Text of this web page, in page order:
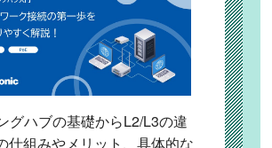
グハブの基礎からL2/L3の違
仕組みやメリット、具体的な